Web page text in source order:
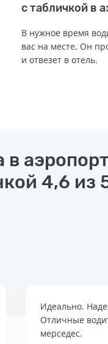
с табличкой в
В нужное время
вас на месте. Он
и отвезет в отель.
в
4,6 из
Идеально.
Отличные
мерседес.